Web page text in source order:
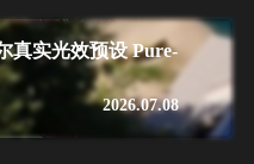
真实光效预设 Pure-
2026.07.08